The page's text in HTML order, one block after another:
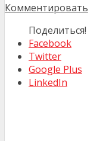
Комментировать
Поделиться!
Facebook
Twitter
Google Plus
LinkedIn